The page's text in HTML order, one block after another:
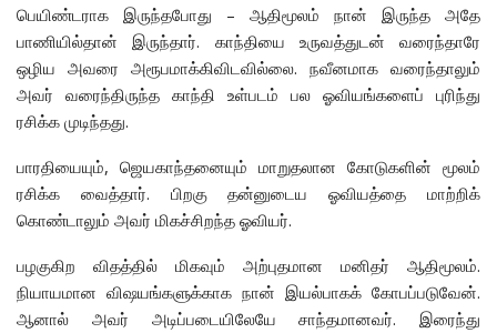
பெயிண்டராக இருந்தபோது – ஆதிமூலம் நான் இருந்த அதே
பாணியில்தான் இருந்தார். காந்தியை உருவத்துடன் வரைந்தாரே
ஒழிய அவரை அரூபமாக்கிவிடவில்லை. நவீனமாக வரைந்தாலும்
அவர் வரைந்திருந்த காந்தி உள்படம் பல ஓவியங்களைப் புரிந்து
ரசிக்க முடிந்தது.
பாரதியையும், ஜெயகாந்தனையும் மாறுதலான கோடுகளின் மூலம்
ரசிக்க வைத்தார். பிறகு தன்னுடைய ஓவியத்தை மாற்றிக்
கொண்டாலும் அவர் மிகச்சிறந்த ஓவியர்.
பழகுகிற விதத்தில் மிகவும் அற்புதமான மனிதர் ஆதிமூலம்.
நியாயமான விஷயங்களுக்காக நான் இயல்பாகக் கோபப்படுவேன்.
ஆனால் அவர் அடிப்படையிலேயே சாந்தமானவர். இரைந்து